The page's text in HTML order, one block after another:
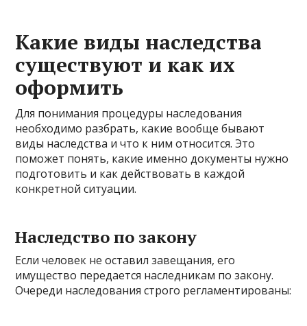
Какие виды наследства
существуют и как их
оформить
Для понимания процедуры наследования
необходимо разбрать, какие вообще бывают
виды наследства и что к ним относится. Это
поможет понять, какие именно документы нужно
подготовить и как действовать в каждой
конкретной ситуации.
Наследство по закону
Если человек не оставил завещания, его
имущество передается наследникам по закону.
Очереди наследования строго регламентированы: